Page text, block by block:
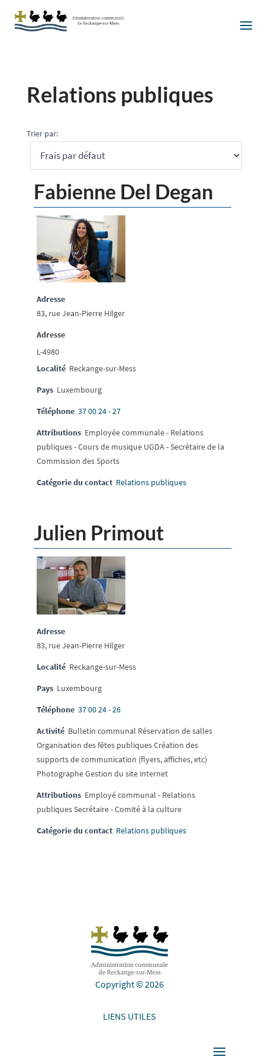
Relations publiques
Trier par:
Fabienne Del Degan
Adresse
83, rue Jean-Pierre Hilger
Adresse
L-4980
Localité Reckange-sur-Mess
Pays Luxembourg
Téléphone 37 00 24 - 27
Attributions Employée communale - Relations
publiques - Cours de musique UGDA - Secrétaire de la
Commission des Sports
Catégorie du contact Relations publiques
Julien Primout
Adresse
83, rue Jean-Pierre Hilger
Localité Reckange-sur-Mess
Pays Luxembourg
Téléphone 37 00 24 - 26
Activité Bulletin communal Réservation de salles
Organisation des fêtes publiques Création des
supports de communication (flyers, affiches, etc)
Photographe Gestion du site internet
Attributions Employé communal - Relations
publiques Secrétaire - Comité à la culture
Catégorie du contact Relations publiques
Copyright © 2026
LIENS UTILES